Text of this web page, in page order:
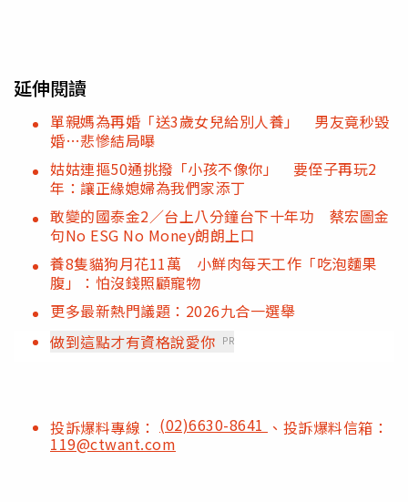
延伸閱讀
單親媽為再婚「送3歲女兒給別人養」 男友竟秒毀
婚…悲慘結局曝
姑姑連摳50通挑撥「小孩不像你」 要侄子再玩2
年：讓正緣媳婦為我們家添丁
敢變的國泰金2／台上八分鐘台下十年功 蔡宏圖金
句No ESG No Money朗朗上口
養8隻貓狗月花11萬 小鮮肉每天工作「吃泡麵果
腹」：怕沒錢照顧寵物
更多最新熱門議題：2026九合一選舉
做到這點才有資格說愛你 PR
投訴爆料專線： (02)6630-8641 、投訴爆料信箱：
119@ctwant.com